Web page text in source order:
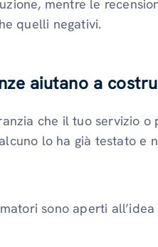
mentre le
quelli negativi.
aiutano a
che il tuo servizio
lo ha già testato e
sono aperti